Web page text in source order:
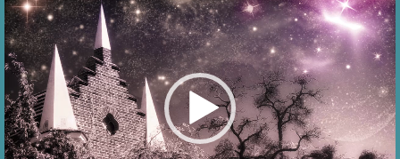
Video-
Player